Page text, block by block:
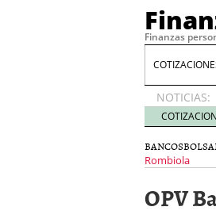
Finanzas
NOTICIAS:
BANCOSBOLSA
Rombiola
OPV